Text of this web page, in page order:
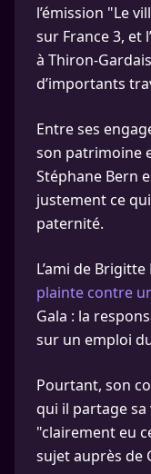
l’émission "Le
sur France 3, et
à Thiron-
d’importants
Entre ses
son patrimoine
Stéphane Bern
justement ce
paternité.
L’ami de
plainte contre
Gala : la
sur un emploi
Pourtant, son
qui il partage sa
"clairement eu
sujet auprès de